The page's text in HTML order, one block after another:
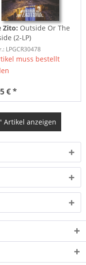
Zito: Outside Or The
(2-LP)
LPGCR30478
muss bestellt
€ *
Artikel anzeigen